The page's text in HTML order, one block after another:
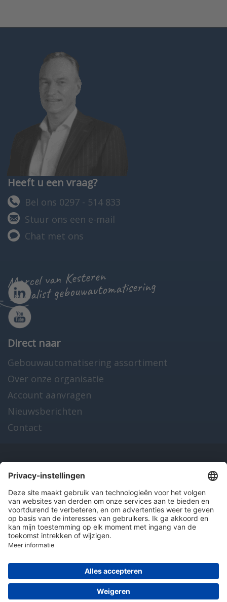
Heeft u een vraag?
Bel ons 0297 - 514 833
Stuur ons een e-mail
Chat met ons
Marcel van Kesteren
specialist gebouwautomatisering
Direct naar
Gebouwautomatisering assortiment
Over onze organisatie
Account aanvragen
Nieuwsberichten
Contact
Onze producten
en diensten
Over Hitma
Algemene voorwaarden Disclaimer
Colofon
© 2026 Hitma B.V.